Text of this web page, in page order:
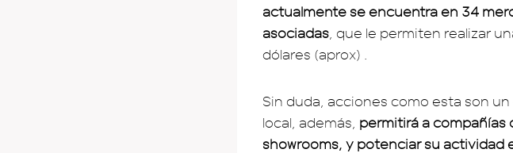
actualmente se encuentra en 34
asociadas , que le permiten realizar
dólares (aprox) .
Sin duda, acciones como esta son
local, además, permitirá a compañías
showrooms, y potenciar su actividad